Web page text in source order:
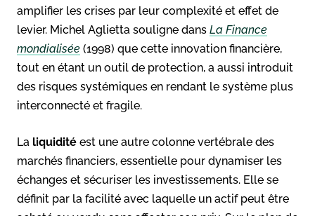
amplifier les crises par leur complexité et effet de
levier. Michel Aglietta souligne dans La Finance
mondialisée (1998) que cette innovation financière,
tout en étant un outil de protection, a aussi introduit
des risques systémiques en rendant le système plus
interconnecté et fragile.
La liquidité est une autre colonne vertébrale des
marchés financiers, essentielle pour dynamiser les
échanges et sécuriser les investissements. Elle se
définit par la facilité avec laquelle un actif peut être